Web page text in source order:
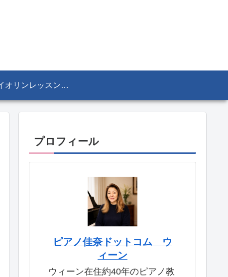
ヴァイオリンレッスン／リザ・マリア Lisa-Maria SEKINE
プロフィール
ピアノ佳奈ドットコム ウ
ィーン
ウィーン在住約40年のピアノ教